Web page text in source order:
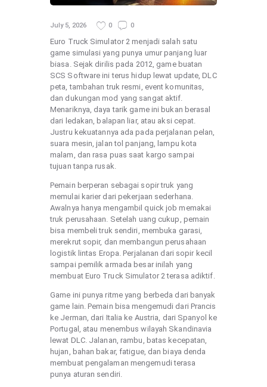
July 5, 2026 0 0
Euro Truck Simulator 2 menjadi salah satu
game simulasi yang punya umur panjang luar
biasa. Sejak dirilis pada 2012, game buatan
SCS Software ini terus hidup lewat update, DLC
peta, tambahan truk resmi, event komunitas,
dan dukungan mod yang sangat aktif.
Menariknya, daya tarik game ini bukan berasal
dari ledakan, balapan liar, atau aksi cepat.
Justru kekuatannya ada pada perjalanan pelan,
suara mesin, jalan tol panjang, lampu kota
malam, dan rasa puas saat kargo sampai
tujuan tanpa rusak.
Pemain berperan sebagai sopir truk yang
memulai karier dari pekerjaan sederhana.
Awalnya hanya mengambil quick job memakai
truk perusahaan. Setelah uang cukup, pemain
bisa membeli truk sendiri, membuka garasi,
merekrut sopir, dan membangun perusahaan
logistik lintas Eropa. Perjalanan dari sopir kecil
sampai pemilik armada besar inilah yang
membuat Euro Truck Simulator 2 terasa adiktif.
Game ini punya ritme yang berbeda dari banyak
game lain. Pemain bisa mengemudi dari Prancis
ke Jerman, dari Italia ke Austria, dari Spanyol ke
Portugal, atau menembus wilayah Skandinavia
lewat DLC. Jalanan, rambu, batas kecepatan,
hujan, bahan bakar, fatigue, dan biaya denda
membuat pengalaman mengemudi terasa
punya aturan sendiri.